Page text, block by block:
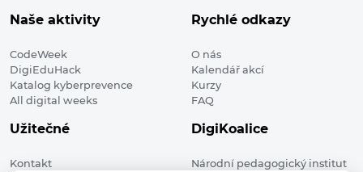
Naše aktivity
CodeWeek
DigiEduHack
Katalog kyberprevence
All digital weeks
Rychlé odkazy
O nás
Kalendář akcí
Kurzy
FAQ
Užitečné
Kontakt
DigiKoalice
Národní pedagogický institut